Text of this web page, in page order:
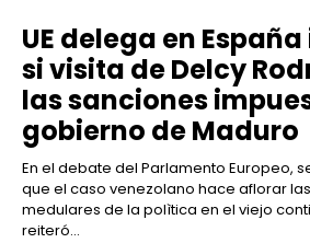
UE delega en
si visita de Delcy
las sanciones
gobierno de Maduro
En el debate del Parlamento Europeo, se puso en evidencia
que el caso venezolano hace aflorar
medulares de la polìtica en el viejo
reiteró...